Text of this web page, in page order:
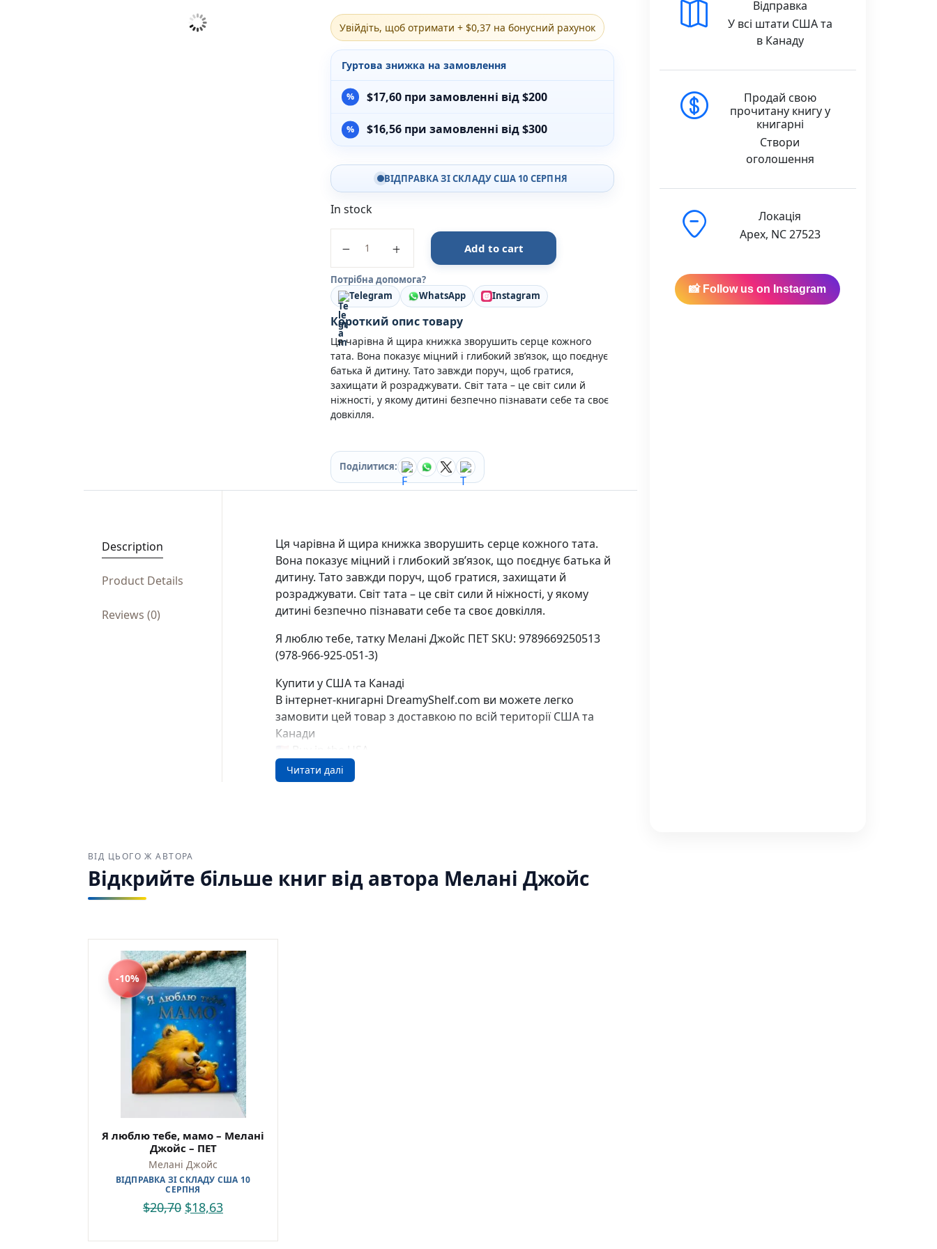
Різдвяно-зимові
На День Валентина
Книги для дорослих
Українська класика
Світова класика
Проза
Поезія та драматургія
Романи
Фантастика та фентезі
Жахи та трилери
Історія Наука Політологія
Батьківство та виховання
Книги про Україну
Біографічні твори
Біблії
Духовна література
Кулінарія
Ігри для дорослих
Зарубіжні письменники
Різдвяні / Зимові
Книги для дітей
Картонні книги для найменших
Вчимося читати
Прописи для дітей
Багаторазові прописи / Книги на липучках
Розмальовки та Аплікації
Енциклопедії
Навчальні книги
Розвивальні та пізнавальні книги
Книги про Україну
Різдвяні / Зимові
Книги для молоді
Каталог авторів
Жанри
Тематичні підбірки
Сучасна українська проза
Канцтовари
Увійдіть, щоб отримати + $0,37 на бонусний рахунок
Гуртова знижка на замовлення
$17,60при замовленні від $200
$16,56при замовленні від $300
ВІДПРАВКА ЗІ СКЛАДУ США 10 СЕРПНЯ
In stock
Я люблю тебе, татку - Мелані Джойс - ПЕТ quantity
Add to cart
Потрібна допомога?
Telegram
WhatsApp Instagram
Короткий опис товару
Ця чарівна й щира книжка зворушить серце кожного
тата. Вона показує міцний і глибокий зв’язок, що поєднує
батька й дитину. Тато завжди поруч, щоб гратися,
захищати й розраджувати. Світ тата – це світ сили й
ніжності, у якому дитині безпечно пізнавати себе та своє
довкілля.
Поділитися:
Description
Product Details
Reviews (0)
Ця чарівна й щира книжка зворушить серце кожного тата.
Вона показує міцний і глибокий зв’язок, що поєднує батька й
дитину. Тато завжди поруч, щоб гратися, захищати й
розраджувати. Світ тата – це світ сили й ніжності, у якому
дитині безпечно пізнавати себе та своє довкілля.
Я люблю тебе, татку Мелані Джойс ПЕТ SKU: 9789669250513
(978-966-925-051-3)
Купити у США та Канаді
В інтернет-книгарні DreamyShelf.com ви можете легко
замовити цей товар з доставкою по всій території США та
Канади
🇨🇦 Buy in Canada
Читати далі
Відправка
У всі штати США та
в Канаду
Продай свою
прочитану книгу у
книгарні
Створи
оголошення
Локація
Apex, NC 27523
📸 Follow us on Instagram
ВІД ЦЬОГО Ж АВТОРА
Відкрийте більше книг від автора Мелані Джойс
-10%
Я люблю тебе, мамо – Мелані
Джойс – ПЕТ
Мелані Джойс
ВІДПРАВКА ЗІ СКЛАДУ США 10
СЕРПНЯ
$20,70 $18,63